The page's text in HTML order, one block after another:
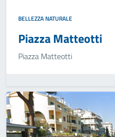
BELLEZZA NATURALE
Piazza Matteotti
Piazza Matteotti